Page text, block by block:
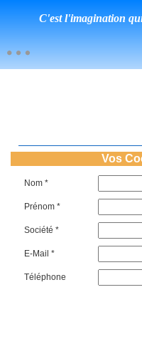
C'est l'imagination
E-Mail *
Téléphone
Société *
Nom *
Prénom *
Vos